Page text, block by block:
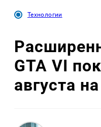
Технологии
GTA VI
августа